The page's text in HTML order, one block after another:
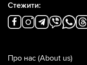
Стежити:
Про нас (About us)